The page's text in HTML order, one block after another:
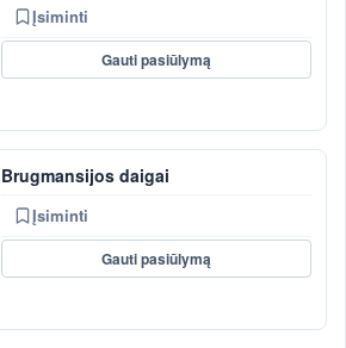
Įsiminti
Gauti pasiūlymą
Brugmansijos daigai
Įsiminti
Gauti pasiūlymą